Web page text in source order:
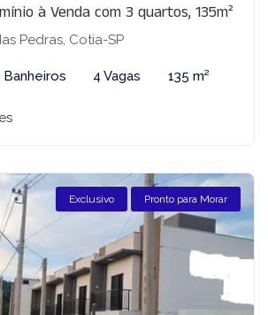
à Venda com 3 quartos, 135m²
Pedras, Cotia-SP
Banheiros 4 Vagas 135 m²
Exclusivo Pronto para Morar